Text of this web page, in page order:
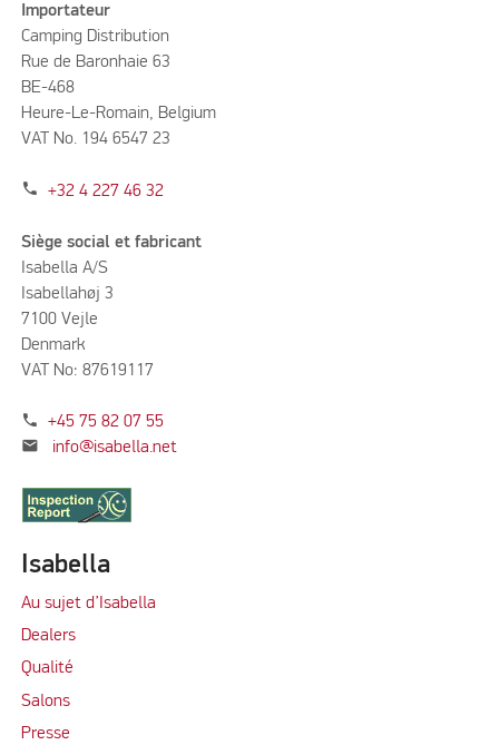
Importateur
Camping Distribution
Rue de Baronhaie 63
BE-468
Heure-Le-Romain, Belgium
VAT No. 194 6547 23
phone +32 4 227 46 32
Siège social et fabricant
Isabella A/S
Isabellahøj 3
7100 Vejle
Denmark
VAT No: 87619117
phone +45 75 82 07 55
mail info@isabella.net
Isabella
Au sujet d’Isabella
Dealers
Qualité
Salons
Presse